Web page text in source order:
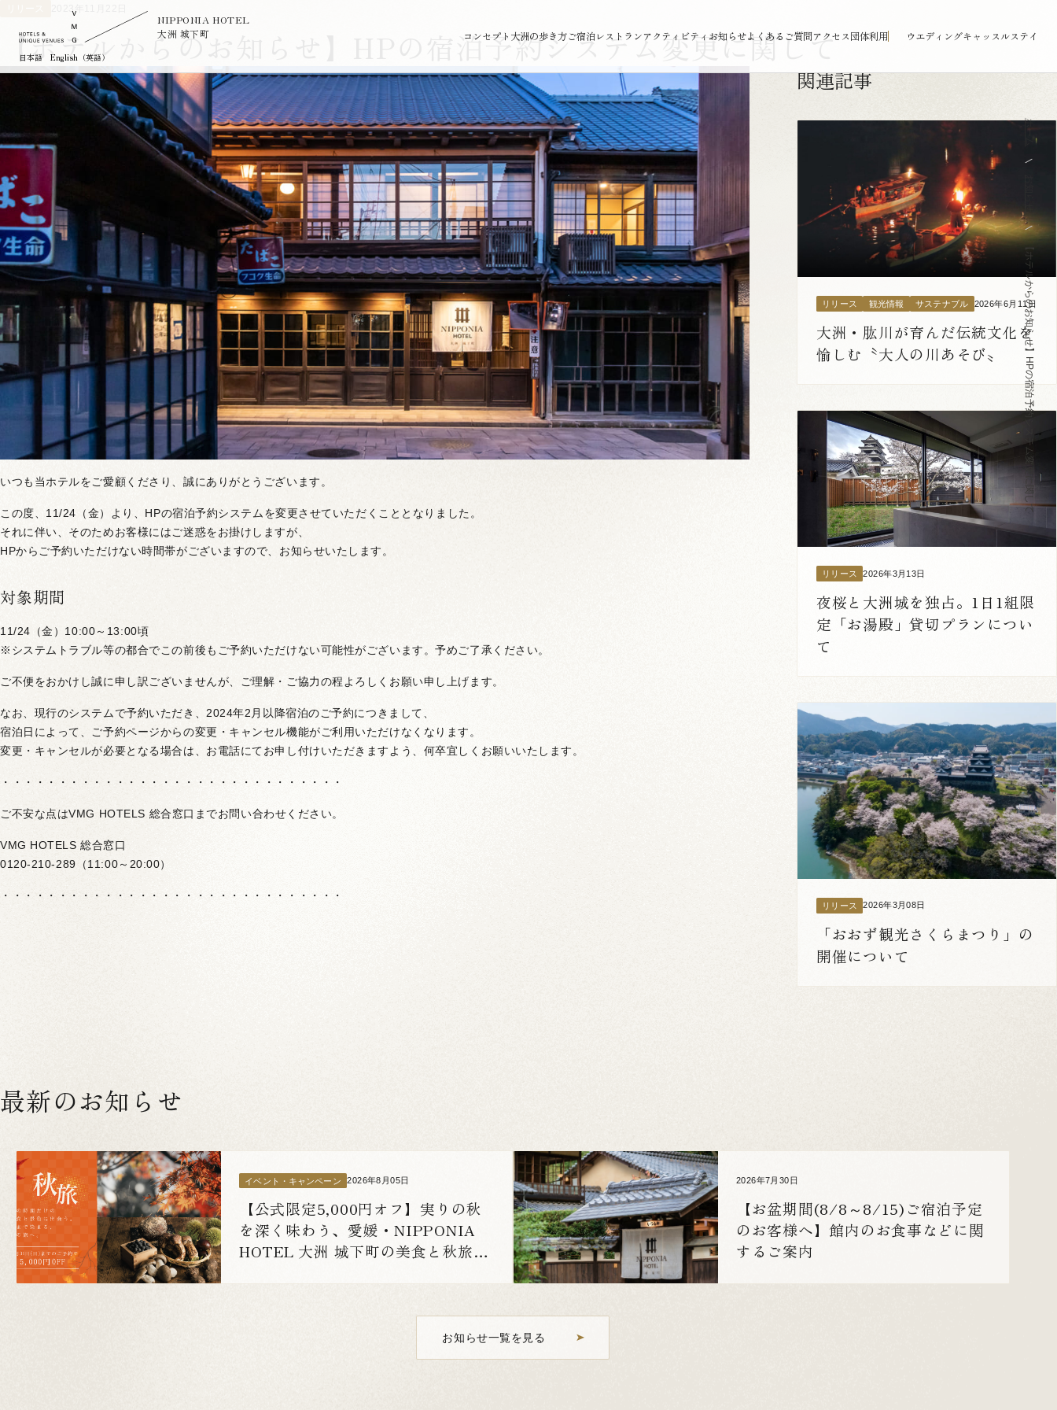
NIPPONIA HOTEL
大洲 城下町
日本語 English（英語）
コンセプト 大洲の歩き方ご宿泊レストランアクティビティ お知らせよくあるご質問アクセス団体利用 ウエディングキャッスルステイ
ホーム
【ホテルからのお知らせ】HPの宿泊予約システム変更に関して
2023年11月22日
【ホテルからのお知らせ】HPの宿泊予約システム変更に関して
いつも当ホテルをご愛顧くださり、誠にありがとうございます。
この度、11/24（金）より、HPの宿泊予約システムを変更させていただくこととなりました。
それに伴い、そのためお客様にはご迷惑をお掛けしますが、
HPからご予約いただけない時間帯がございますので、お知らせいたします。
対象期間
11/24（金）10:00～13:00頃
※システムトラブル等の都合でこの前後もご予約いただけない可能性がございます。予めご了承ください。
ご不便をおかけし誠に申し訳ございませんが、ご理解・ご協力の程よろしくお願い申し上げます。
なお、現行のシステムで予約いただき、2024年2月以降宿泊のご予約につきまして、
宿泊日によって、ご予約ページからの変更・キャンセル機能がご利用いただけなくなります。
変更・キャンセルが必要となる場合は、お電話にてお申し付けいただきますよう、何卒宜しくお願いいたします。
・・・・・・・・・・・・・・・・・・・・・・・・・・・・・・
ご不安な点はVMG HOTELS 総合窓口までお問い合わせください。
VMG HOTELS 総合窓口
0120-210-289（11:00～20:00）
・・・・・・・・・・・・・・・・・・・・・・・・・・・・・・
関連記事
リリース 観光情報 サステナブル 2026年6月11日
大洲・肱川が育んだ伝統文化を
愉しむ〝大人の川あそび〟
リリース 2026年3月13日
夜桜と大洲城を独占。1日1組限
定「お湯殿」貸切プランについ
て
リリース 2026年3月08日
「おおず観光さくらまつり」の
開催について
最新のお知らせ
イベント・キャンペーン 2026年8月05日
【公式限定5,000円オフ】実りの秋
を深く味わう、愛媛・NIPPONIA
HOTEL 大洲 城下町の美食と秋旅体
2026年7月30日
【お盆期間(8/8～8/15)ご宿泊予定
のお客様へ】館内のお食事などに関
するご案内
お知らせ一覧を見る